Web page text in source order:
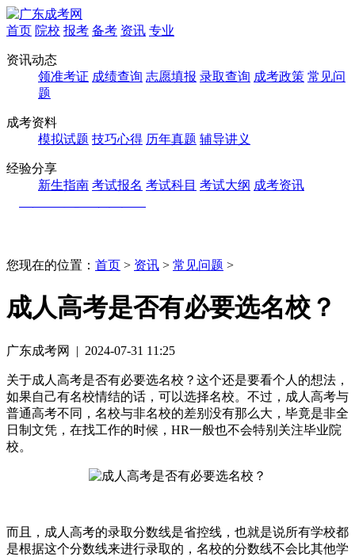
首页 院校 报考 备考 资讯 专业
资讯动态
领准考证 成绩查询 志愿填报 录取查询 成考政策 常见问
题
成考资料
模拟试题 技巧心得 历年真题 辅导讲义
经验分享
新生指南 考试报名 考试科目 考试大纲 成考资讯
您现在的位置： 首页 > 资讯 > 常见问题 >
成人高考是否有必要选名校？
广东成考网 | 2024-07-31 11:25
关于成人高考是否有必要选名校？这个还是要看个人的想法，
如果自己有名校情结的话，可以选择名校。不过，成人高考与
普通高考不同，名校与非名校的差别没有那么大，毕竟是非全
日制文凭，在找工作的时候，HR一般也不会特别关注毕业院
校。
而且，成人高考的录取分数线是省控线，也就是说所有学校都
是根据这个分数线来进行录取的，名校的分数线不会比其他学